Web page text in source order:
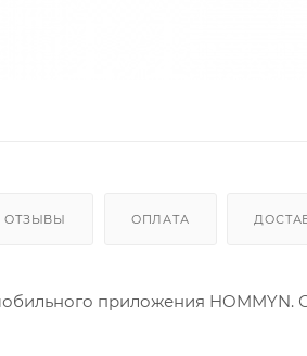
ОТЗЫВЫ ОПЛАТА
приложения HOMMYN.